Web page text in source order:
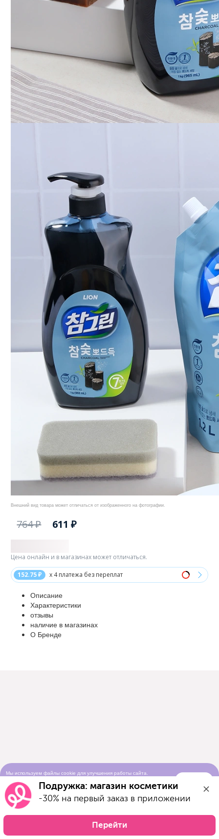
Внешний вид товара может отличаться от изображенного на фотографии.
764 ₽ 611 ₽
152.75 ₽ x 4 платежа без переплат
Цена онлайн и в магазинах может отличаться.
Описание
Характеристики
отзывы
наличие в магазинах
О Бренде
Мы используем файлы cookie для улучшения работы сайта.
использования cookie-файловПодружка: магазин косметики
-30% на первый заказ в приложении
Перейти